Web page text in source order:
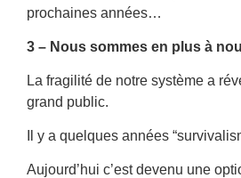
prochaines années…
3 – Nous sommes en plus à
La fragilité de notre système a
grand public.
Il y a quelques années
Aujourd’hui c’est devenu une